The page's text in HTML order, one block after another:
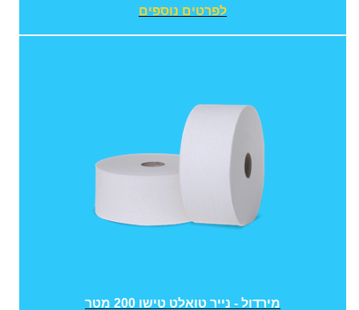
לפרטים נוספים
מירדול - נייר טואלט טישו 200 מטר